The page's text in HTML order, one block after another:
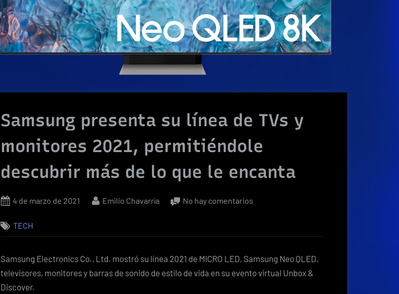
Samsung presenta su línea de TVs y
monitores 2021, permitiéndole
descubrir más de lo que le encanta
Posted
4 de marzo de 2021 By
Emilio Chavarría No hay comentarios
TECH
Samsung Electronics Co., Ltd. mostró su línea 2021 de MICRO LED, Samsung Neo QLED,
televisores, monitores y barras de sonido de estilo de vida en su evento virtual Unbox &
Discover.